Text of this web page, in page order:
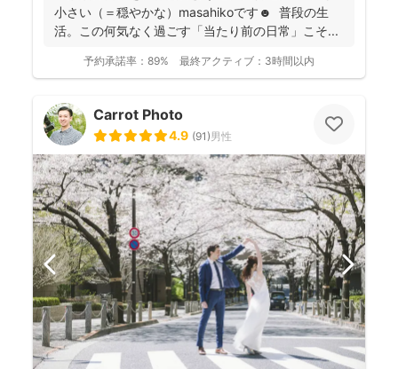
小さい（＝穏やかな）masahikoです☻ 普段の生
活。この何気なく過ごす「当たり前の日常」こそ...
予約承諾率： 89% 最終アクティブ： 3時間以内
Carrot Photo
4.9 (91)男性